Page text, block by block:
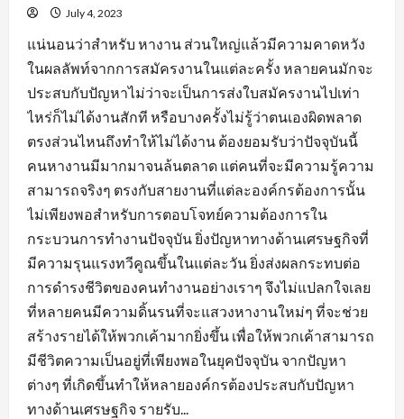
July 4, 2023
แน่นอนว่าสำหรับ หางาน ส่วนใหญ่แล้วมีความคาดหวัง
ในผลลัพท์จากการสมัครงานในแต่ละครั้ง หลายคนมักจะ
ประสบกับปัญหาไม่ว่าจะเป็นการส่งใบสมัครงานไปเท่า
ไหร่ก็ไม่ได้งานสักที หรือบางครั้งไม่รู้ว่าตนเองผิดพลาด
ตรงส่วนไหนถึงทำให้ไม่ได้งาน ต้องยอมรับว่าปัจจุบันนี้
คนหางานมีมากมาจนล้นตลาด แต่คนที่จะมีความรู้ความ
สามารถจริงๆ ตรงกับสายงานที่แต่ละองค์กรต้องการนั้น
ไม่เพียงพอสำหรับการตอบโจทย์ความต้องการใน
กระบวนการทำงานปัจจุบัน ยิ่งปัญหาทางด้านเศรษฐกิจที่
มีความรุนแรงทวีคูณขึ้นในแต่ละวัน ยิ่งส่งผลกระทบต่อ
การดำรงชีวิตของคนทำงานอย่างเราๆ จึงไม่แปลกใจเลย
ที่หลายคนมีความดิ้นรนที่จะแสวงหางานใหม่ๆ ที่จะช่วย
สร้างรายได้ให้พวกเค้ามากยิ่งขึ้น เพื่อให้พวกเค้าสามารถ
มีชีวิตความเป็นอยู่ที่เพียงพอในยุคปัจจุบัน จากปัญหา
ต่างๆ ที่เกิดขึ้นทำให้หลายองค์กรต้องประสบกับปัญหา
ทางด้านเศรษฐกิจ รายรับ...